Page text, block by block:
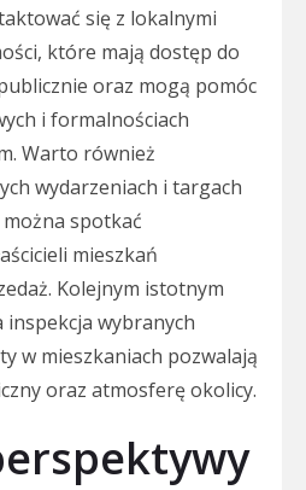
się z lokalnymi
które mają dostęp do
oraz mogą pomóc
i formalnościach
Warto również
wydarzeniach i targach
spotkać
mieszkań
Kolejnym istotnym
wybranych
w mieszkaniach pozwalają
oraz atmosferę okolicy.